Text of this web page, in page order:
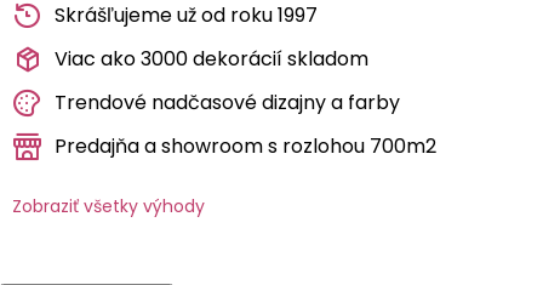
Skrášľujeme už od roku 1997
Viac ako 3000 dekorácií skladom
Trendové nadčasové dizajny a farby
Predajňa a showroom s rozlohou 700m2
Zobraziť všetky výhody